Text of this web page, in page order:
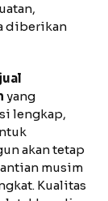
diberikan
yang
lengkap,
akan tetap
musim
Kualitas